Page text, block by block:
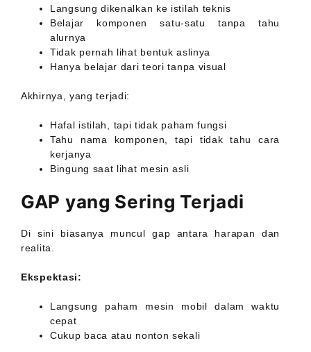
Langsung dikenalkan ke istilah teknis
Belajar komponen satu-satu tanpa tahu
alurnya
Tidak pernah lihat bentuk aslinya
Hanya belajar dari teori tanpa visual
Akhirnya, yang terjadi:
Hafal istilah, tapi tidak paham fungsi
Tahu nama komponen, tapi tidak tahu cara
kerjanya
Bingung saat lihat mesin asli
GAP yang Sering Terjadi
Di sini biasanya muncul gap antara harapan dan
realita.
Ekspektasi:
Langsung paham mesin mobil dalam waktu
cepat
Cukup baca atau nonton sekali